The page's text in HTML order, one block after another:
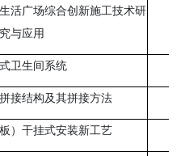
活广场综合创新施工技术研
究与应用
卫生间系统
接结构及其拼接方法
）干挂式安装新工艺